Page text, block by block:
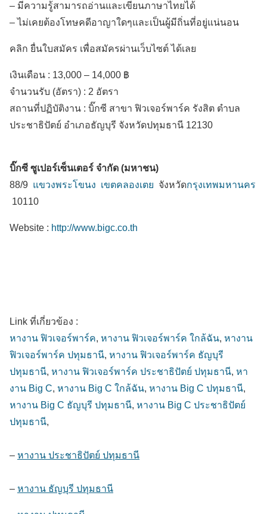
– มีความรู้สามารถอ่านและเขียนภาษาไทยได้
– ไม่เคยต้องโทษคดีอาญาใดๆและเป็นผู้มีถิ่นที่อยู่แน่นอน
คลิก ยื่นใบสมัคร เพื่อสมัครผ่านเว็บไซต์ ได้เลย
เงินเดือน : 13,000 – 14,000 ฿
จำนวนรับ (อัตรา) : 2 อัตรา
สถานที่ปฏิบัติงาน : บิ๊กซี สาขา ฟิวเจอร์พาร์ค รังสิต ตำบล
ประชาธิปัตย์ อำเภอธัญบุรี จังหวัดปทุมธานี 12130
บิ๊กซี ซูเปอร์เซ็นเตอร์ จำกัด (มหาชน)
88/9 แขวงพระโขนง เขตคลองเตย จังหวัดกรุงเทพมหานคร
10110
Website : http://www.bigc.co.th
Link ที่เกี่ยวข้อง :
หางาน ฟิวเจอร์พาร์ค, หางาน ฟิวเจอร์พาร์ค ใกล้ฉัน, หางาน
ฟิวเจอร์พาร์ค ปทุมธานี, หางาน ฟิวเจอร์พาร์ค ธัญบุรี
ปทุมธานี, หางาน ฟิวเจอร์พาร์ค ประชาธิปัตย์ ปทุมธานี, หา
งาน Big C, หางาน Big C ใกล้ฉัน, หางาน Big C ปทุมธานี,
หางาน Big C ธัญบุรี ปทุมธานี, หางาน Big C ประชาธิปัตย์
ปทุมธานี,
– หางาน ประชาธิปัตย์ ปทุมธานี
– หางาน ธัญบุรี ปทุมธานี